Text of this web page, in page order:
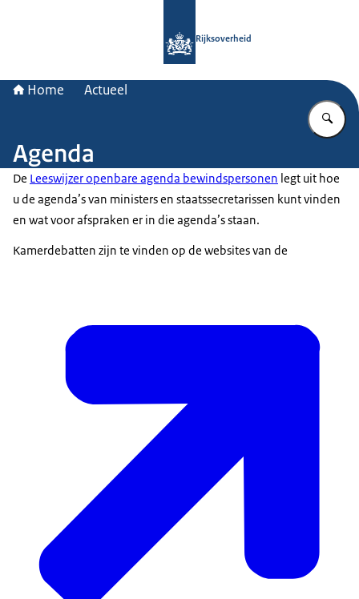
Rijksoverheid
Home Actueel
Agenda
De Leeswijzer openbare agenda bewindspersonen legt uit hoe
u de agenda’s van ministers en staatssecretarissen kunt vinden
en wat voor afspraken er in die agenda’s staan.
Kamerdebatten zijn te vinden op de websites van de